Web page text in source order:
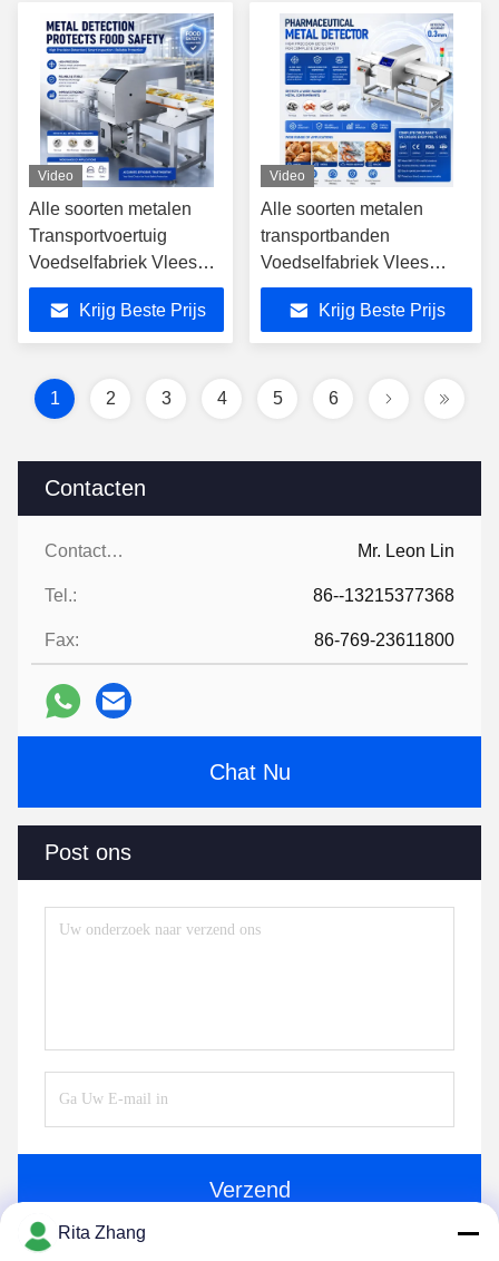
Contacten
Contacten: Mr. Leon Lin
Tel.: 86--13215377368
Fax: 86-769-23611800
Chat Nu
Post ons
Verzend
verbeteren en het risico op
besmetting te verminderen
Video
Alle soorten metalen
Transportvoertuig
Voedselfabriek Vlees
Zeevruchten Chocolade
Koekjes Noten
Metaaldetector Hoog
Krijg Beste Prijs
Video
Alle soorten metalen
transportbanden
Voedselfabriek Vlees
Voedsel Zeevruchten
Chocolade Koekjes Noten
Metaaldetector
Krijg Beste Prijs
1 2 3 4 5 6
Rita Zhang